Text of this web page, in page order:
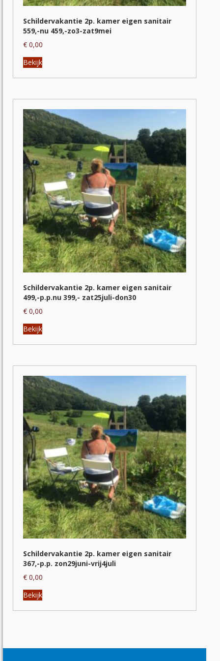
Schildervakantie 2p. kamer eigen sanitair
559,-nu 459,-zo3-zat9mei
€ 0,00
Bekijk
Dit
product
heeft
variaties.
Deze
optie
kan
gekozen
worden
op
de
productpagina
Schildervakantie 2p. kamer eigen sanitair
499,-p.p.nu 399,- zat25juli-don30
€ 0,00
Bekijkproduct
heeft
variaties.
Deze
optie
kan
gekozen
worden
op
de
productpagina
Schildervakantie 2p. kamer eigen sanitair
367,-p.p. zon29juni-vrij4juli
€ 0,00
Bekijk
Dit
product
heeft